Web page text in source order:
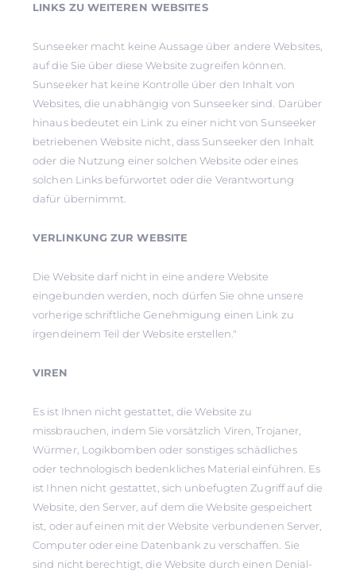
LINKS ZU WEITEREN WEBSITES
Sunseeker macht keine Aussage über andere Websites,
auf die Sie über diese Website zugreifen können.
Sunseeker hat keine Kontrolle über den Inhalt von
Websites, die unabhängig von Sunseeker sind. Darüber
hinaus bedeutet ein Link zu einer nicht von Sunseeker
betriebenen Website nicht, dass Sunseeker den Inhalt
oder die Nutzung einer solchen Website oder eines
solchen Links befürwortet oder die Verantwortung
dafür übernimmt.
VERLINKUNG ZUR WEBSITE
Die Website darf nicht in eine andere Website
eingebunden werden, noch dürfen Sie ohne unsere
vorherige schriftliche Genehmigung einen Link zu
irgendeinem Teil der Website erstellen."
VIREN
Es ist Ihnen nicht gestattet, die Website zu
missbrauchen, indem Sie vorsätzlich Viren, Trojaner,
Würmer, Logikbomben oder sonstiges schädliches
oder technologisch bedenkliches Material einführen. Es
ist Ihnen nicht gestattet, sich unbefugten Zugriff auf die
Website, den Server, auf dem die Website gespeichert
ist, oder auf einen mit der Website verbundenen Server,
Computer oder eine Datenbank zu verschaffen. Sie
sind nicht berechtigt, die Website durch einen Denial-